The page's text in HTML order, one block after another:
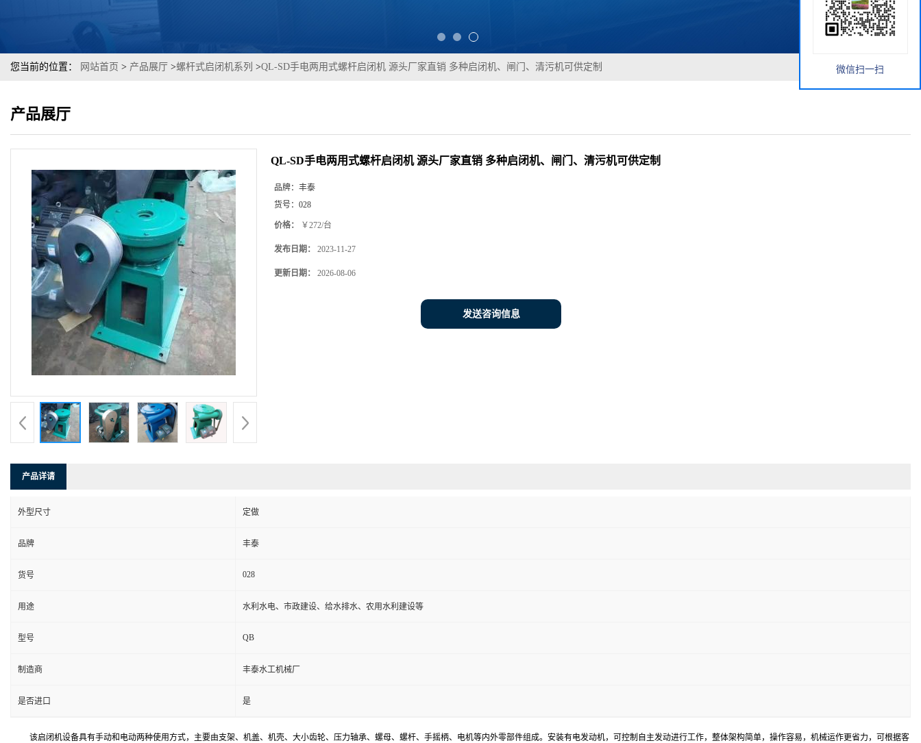
您当前的位置： 网站首页 > 产品展厅 >螺杆式启闭机系列 >QL-SD手电两用式螺杆启闭机 源头厂家直销 多种启闭机、闸门、清污机可供定制
产品展厅
QL-SD手电两用式螺杆启闭机 源头厂家直销 多种启闭机、闸门、清污机可供定制
品牌： 丰泰
货号： 028
价格： ￥272/台
发布日期： 2023-11-27
更新日期： 2026-08-06
发送咨询信息
产品详请
外型尺寸 定做
品牌 丰泰
货号 028
用途 水利水电、市政建设、给水排水、农用水利建设等
型号 QB
制造商 丰泰水工机械厂
是否进口 是
该启闭机设备具有手动和电动两种使用方式，主要由支架、机盖、机壳、大小齿轮、压力轴承、螺母、螺杆、手摇柄、电机等内外零部件组成。安装有电发动机，可控制自主发动进行工作，整体架构简单，操作容易，机械运作更省力，可根据客
微信扫一扫